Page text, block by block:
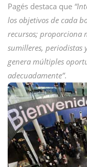
Pagés destaca que
los objetivos de cada
recursos; proporciona
sumilleres, periodistas
genera múltiples
adecuadamente”.